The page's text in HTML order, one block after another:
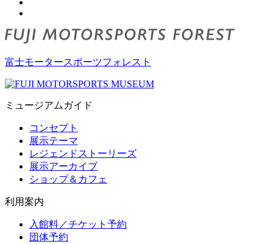
富士モータースポーツフォレスト
ミュージアムガイド
コンセプト
展示テーマ
レジェンドストーリーズ
展示アーカイブ
ショップ＆カフェ
利用案内
入館料／チケット予約
団体予約